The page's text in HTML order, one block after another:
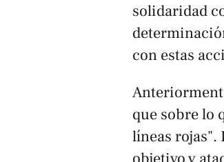
solidaridad
con estas
que sobre lo
líneas rojas".